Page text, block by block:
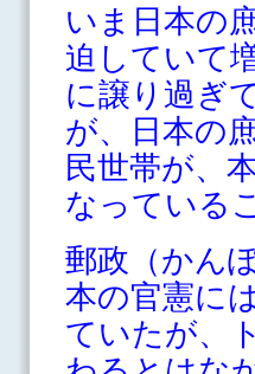
いま日本の
迫していて
に譲り過ぎ
が、日本の
民世帯が、
なっている
郵政（かん
本の官憲に
ていたが、